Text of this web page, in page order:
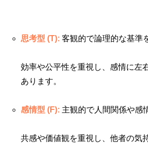
思考型 (T): 客観的で論理的な基準
効率や公平性を重視し、感情に左
あります。
感情型 (F): 主観的で人間関係や感
共感や価値観を重視し、他者の気